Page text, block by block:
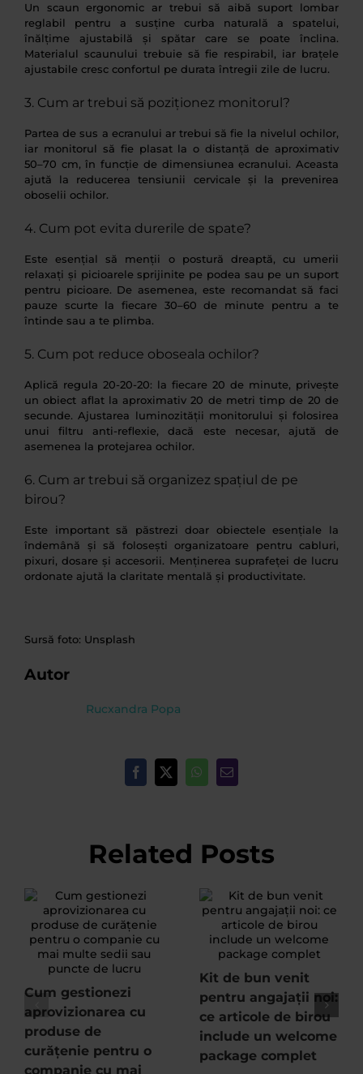
Un scaun ergonomic ar trebui să aibă suport lombar
reglabil pentru a susține curba naturală a spatelui,
înălțime ajustabilă și spătar care se poate înclina.
Materialul scaunului trebuie să fie respirabil, iar brațele
ajustabile cresc confortul pe durata întregii zile de lucru.
3. Cum ar trebui să poziționez monitorul?
Partea de sus a ecranului ar trebui să fie la nivelul ochilor,
iar monitorul să fie plasat la o distanță de aproximativ
50–70 cm, în funcție de dimensiunea ecranului. Aceasta
ajută la reducerea tensiunii cervicale și la prevenirea
oboselii ochilor.
4. Cum pot evita durerile de spate?
Este esențial să menții o postură dreaptă, cu umerii
relaxați și picioarele sprijinite pe podea sau pe un suport
pentru picioare. De asemenea, este recomandat să faci
pauze scurte la fiecare 30–60 de minute pentru a te
întinde sau a te plimba.
5. Cum pot reduce oboseala ochilor?
Aplică regula 20-20-20: la fiecare 20 de minute, privește
un obiect aflat la aproximativ 20 de metri timp de 20 de
secunde. Ajustarea luminozității monitorului și folosirea
unui filtru anti-reflexie, dacă este necesar, ajută de
asemenea la protejarea ochilor.
6. Cum ar trebui să organizez spațiul de pe
birou?
Este important să păstrezi doar obiectele esențiale la
îndemână și să folosești organizatoare pentru cabluri,
pixuri, dosare și accesorii. Menținerea suprafeței de lucru
ordonate ajută la claritate mentală și productivitate.
Sursă foto: Unsplash
Autor
Rucxandra Popa
Facebook
X WhatsApp
Email
Related Posts
Cum gestionezi
aprovizionarea cu
produse de
curățenie pentru o
companie cu mai
Kit de bun venit
pentru angajații noi:
ce articole de birou
include un welcome
package complet